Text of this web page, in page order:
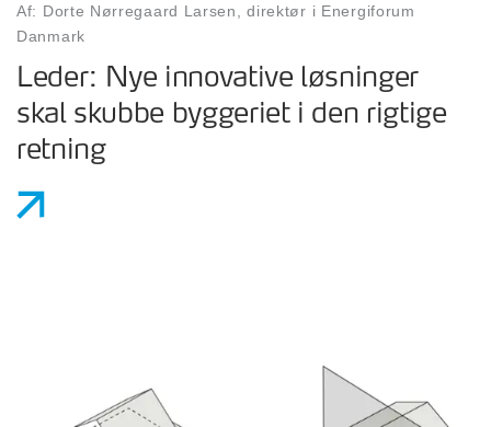
Af: Dorte Nørregaard Larsen, direktør i Energiforum
Danmark
Leder: Nye innovative løsninger
skal skubbe byggeriet i den rigtige
retning